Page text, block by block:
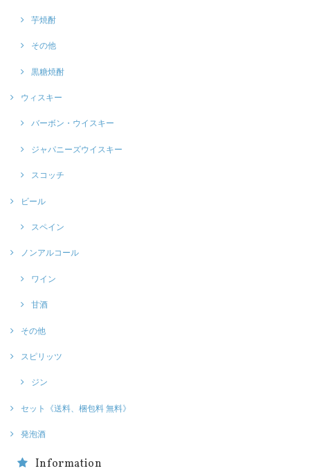
芋焼酎
その他
黒糖焼酎
ウィスキー
バーボン・ウイスキー
ジャパニーズウイスキー
スコッチ
ビール
スペイン
ノンアルコール
ワイン
甘酒
その他
スピリッツ
ジン
セット《送料、梱包料 無料》
発泡酒
Information